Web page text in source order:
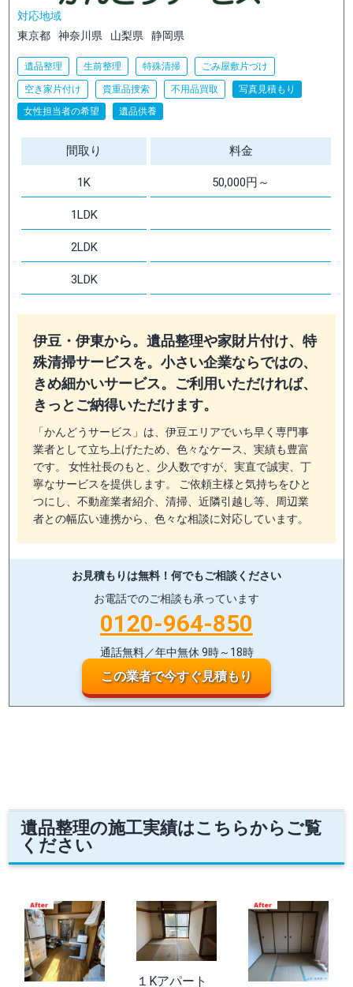
対応地域
東京都
神奈川県 山梨県 静岡県
遺品整理 生前整理 特殊清掃 ごみ屋敷片づけ
空き家片付け 貴重品捜索 不用品買取
写真見積もり
女性担当者の希望
遺品供養
間取り 料金
1K 50,000円～
1LDK
2LDK
3LDK
伊豆・伊東から。遺品整理や家財片付け、特
殊清掃サービスを。小さい企業ならではの、
きめ細かいサービス。ご利用いただければ、
きっとご納得いただけます。
「かんどうサービス」は、伊豆エリアでいち早く専門事
業者として立ち上げたため、色々なケース、実績も豊富
です。 女性社長のもと、少人数ですが、実直で誠実、丁
寧なサービスを提供します。 ご依頼主様と気持ちをひと
つにし、不動産業者紹介、清掃、近隣引越し等、周辺業
者との幅広い連携から、色々な相談に対応しています。
お見積もりは無料！ 何でもご相談ください
お電話でのご相談も承っています
0120-964-850
通話無料／年中無休 9時～18時
この業者で今すぐ見積もり
遺品整理の施工実績はこちらからご覧
ください
１Kアパート